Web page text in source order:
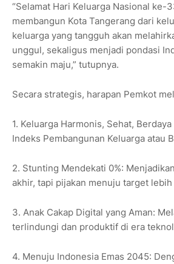
“Selamat Hari Keluarga Nasional ke-
membangun Kota Tangerang dari
keluarga yang tangguh akan
unggul, sekaligus menjadi pondasi
semakin maju,” tutupnya.
Secara strategis, harapan Pemkot
1. Keluarga Harmonis, Sehat,
Indeks Pembangunan Keluarga atau
2. Stunting Mendekati 0%:
akhir, tapi pijakan menuju target
3. Anak Cakap Digital yang Aman:
terlindungi dan produktif di era
4. Menuju Indonesia Emas 2045: